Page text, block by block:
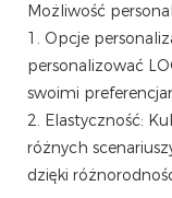
Możliwość
1. Opcje
personalizować
swoimi
2. Elastyczność:
różnych
dzięki